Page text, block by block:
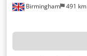
Birmingham 491 km